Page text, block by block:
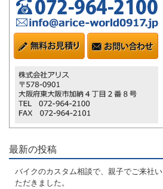
最新の投稿
バイクのカスタム相談で、親子でご来社い
ただきました。